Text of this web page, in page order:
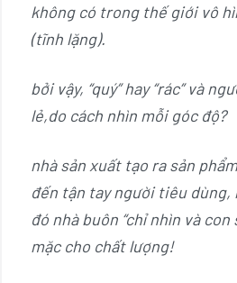
không có trong thế giới vô
(tĩnh lặng).
bởi vậy, “quý” hay “rác” và
lẻ,do cách nhìn mỗi góc độ?
nhà sản xuất tạo ra sản
đến tận tay người tiêu dùng,
đó nhà buôn “chỉ nhìn và
mặc cho chất lượng!